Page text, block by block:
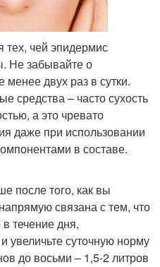
чей эпидермис
Не забывайте о
двух раз в сутки.
средства – часто сухость
а это чревато
даже при использовании
в составе.
после того, как вы
связана с тем, что
течение дня,
увеличьте суточную норму
до восьми – 1,5-2 литров